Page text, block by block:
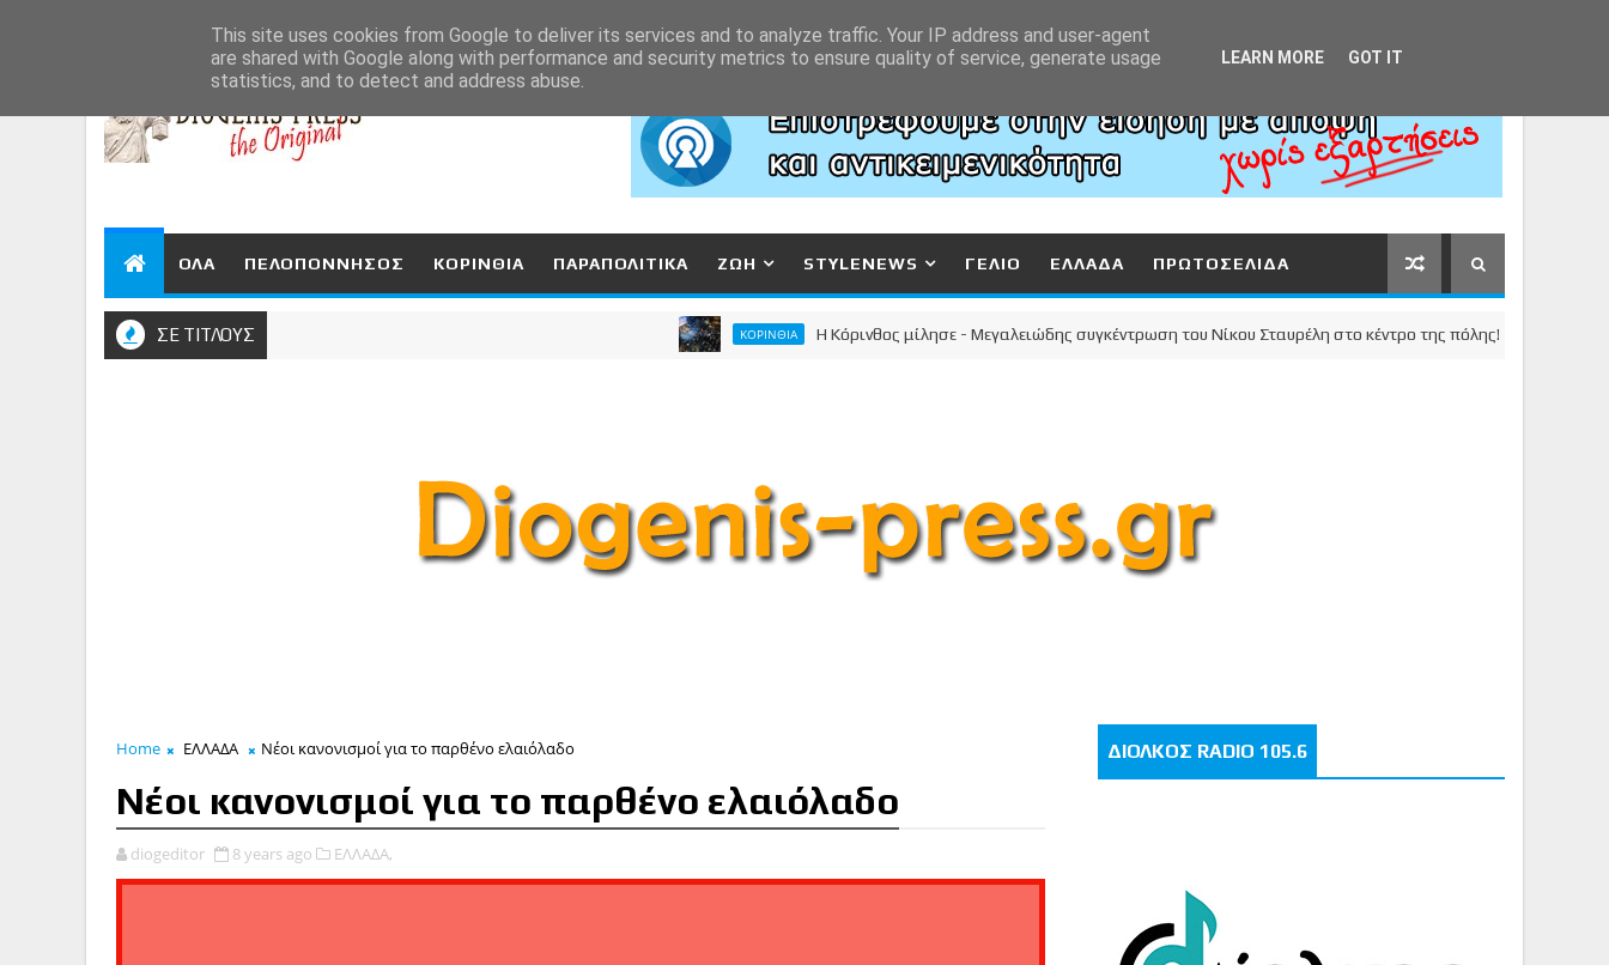
ΟΛΑ ΠΕΛΟΠΟΝΝΗΣΟΣ ΚΟΡΙΝΘΙΑ ΠΑΡΑΠΟΛΙΤΙΚΑ ΖΩΗ STYLENEWS ΓΕΛΙΟ ΕΛΛΑΔΑ ΠΡΩΤΟΣΕΛΙΔΑ
ΣΕ ΤΙΤΛΟΥΣ ΚΟΡΙΝΘΙΑ Η Κόρινθος μίλησε - Μεγαλειώδης συγκέντρωση του Νίκου Σταυρέλη στο κέντρο της πόλης!
Home ΕΛΛΑΔΑ Νέοι κανονισμοί για το παρθένο ελαιόλαδο
Νέοι κανονισμοί για το παρθένο ελαιόλαδο
diogeditor 8 years ago ΕΛΛΑΔΑ,
ΔΙΟΛΚΟΣ RADIO 105.6
This site uses cookies from Google to deliver its services and to analyze traffic. Your IP address and user-agent
are shared with Google along with performance and security metrics to ensure quality of service, generate usage
statistics, and to detect and address abuse.
LEARN MORE GOT IT